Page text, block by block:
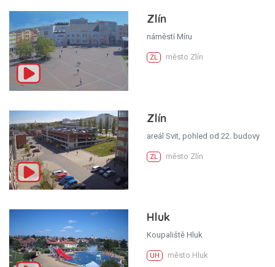
Zlín
náměstí Míru
ZL město Zlín
Zlín
areál Svit, pohled od 22. budovy
ZL město Zlín
Hluk
Koupaliště Hluk
UH město Hluk